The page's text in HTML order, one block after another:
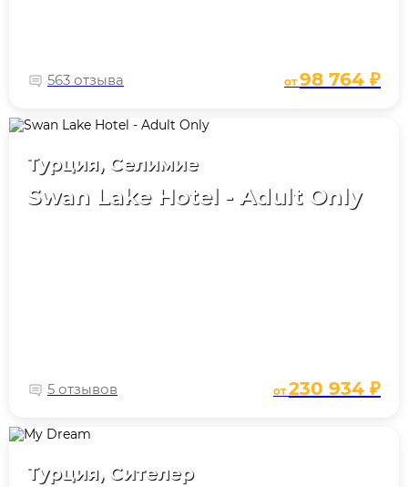
563 отзыва от98 764 ₽
Турция, Селимие
Swan Lake Hotel - Adult Only
5 отзывов от230 934 ₽
Турция, Сителер